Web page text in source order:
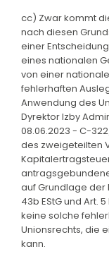
cc) Zwar kommt
nach diesen
einer
eines nationalen
von einer
fehlerhaften
Anwendung des
Dyrektor Izby
08.06.2023 - C-
des zweigeteilten
auf Grundlage der
43b EStG und Art.
keine solche
Unionsrechts, die
kann.